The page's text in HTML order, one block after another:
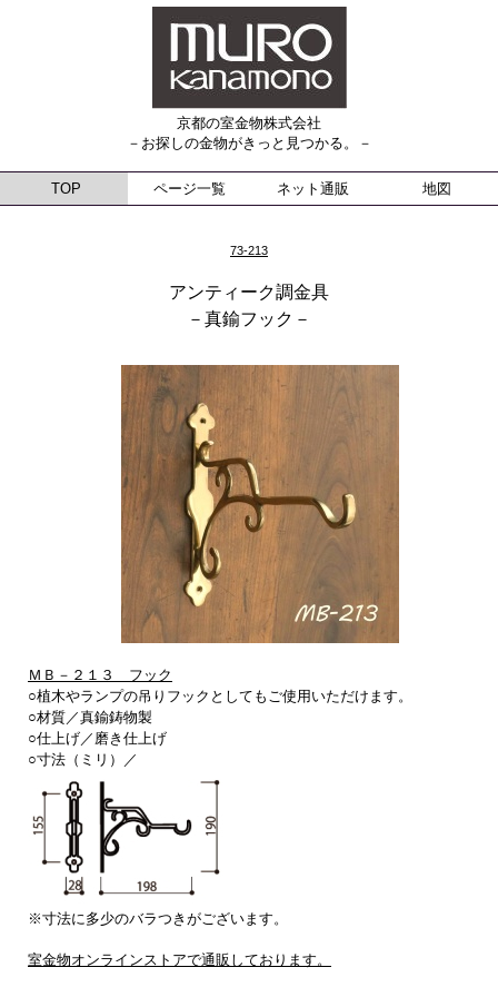
京都の室金物株式会社
－お探しの金物がきっと見つかる。－
TOP ページ一覧 ネット通販 地図
73-213
アンティーク調金具
－真鍮フック－
ＭＢ－２１３ フック
○植木やランプの吊りフックとしてもご使用いただけます。
○材質／真鍮鋳物製
○仕上げ／ 磨き仕上げ
○寸法（ミリ）／
※寸法に多少のバラつきがございます。
室金物オンラインストアで通販しております。